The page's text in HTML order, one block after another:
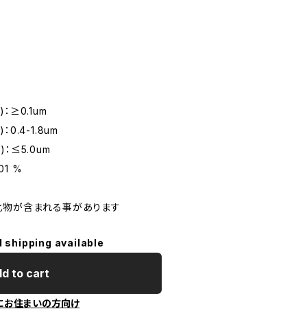
≥0.1um
0.4-1.8um
≤5.0um
%
が含まれる事があります
shipping available
to cart
お住まいの方向け